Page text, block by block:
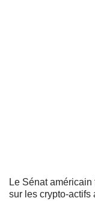
Le Sénat
sur les crypto-actifs